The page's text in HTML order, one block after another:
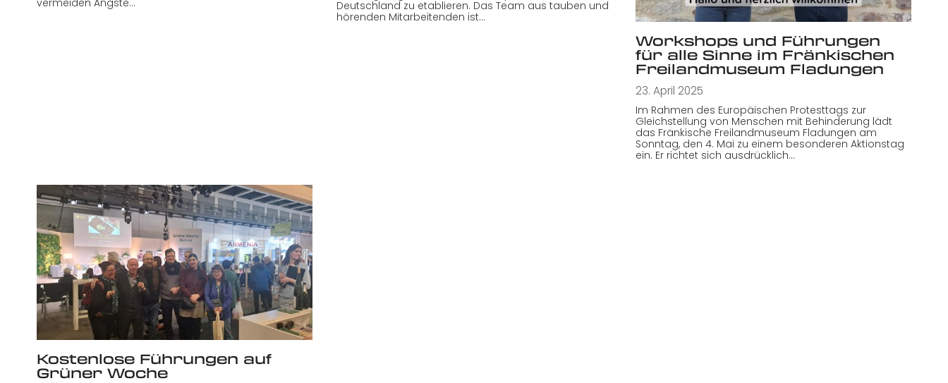
Deutschland zu etablieren. Das Team aus tauben und
hörenden Mitarbeitenden ist…
Workshops und Führungen
für alle Sinne im Fränkischen
Freilandmuseum Fladungen
23. April 2025
Im Rahmen des Europäischen Protesttags zur
Gleichstellung von Menschen mit Behinderung lädt
das Fränkische Freilandmuseum Fladungen am
Sonntag, den 4. Mai zu einem besonderen Aktionstag
ein. Er richtet sich ausdrücklich…
Kostenlose Führungen auf
Grüner Woche